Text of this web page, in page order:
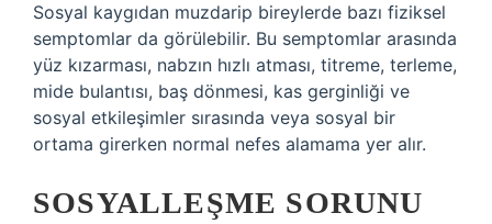
Sosyal kaygıdan muzdarip bireylerde bazı fiziksel
semptomlar da görülebilir. Bu semptomlar arasında
yüz kızarması, nabzın hızlı atması, titreme, terleme,
mide bulantısı, baş dönmesi, kas gerginliği ve
sosyal etkileşimler sırasında veya sosyal bir
ortama girerken normal nefes alamama yer alır.
SOSYALLEŞME SORUNU